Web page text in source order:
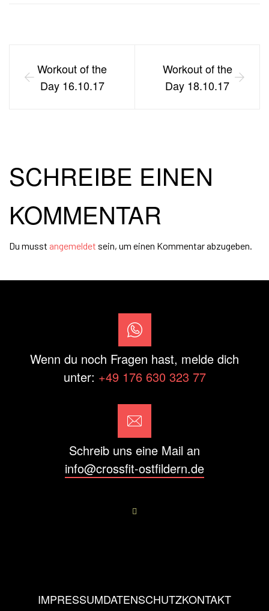
Workout of the
Day 16.10.17
Workout of the
Day 18.10.17
SCHREIBE EINEN
KOMMENTAR
Du musst angemeldet sein, um einen Kommentar abzugeben.
Wenn du noch Fragen hast, melde dich
unter: +49 176 630 323 77
Schreib uns eine Mail an
info@crossfit-ostfildern.de
IMPRESSUMDATENSCHUTZKONTAKT